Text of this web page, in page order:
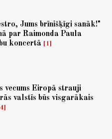
Jums brīnišķīgi sanāk!"
par Raimonda Paula
koncertā
1
vecums Eiropā strauji
valstīs būs visgarākais
4